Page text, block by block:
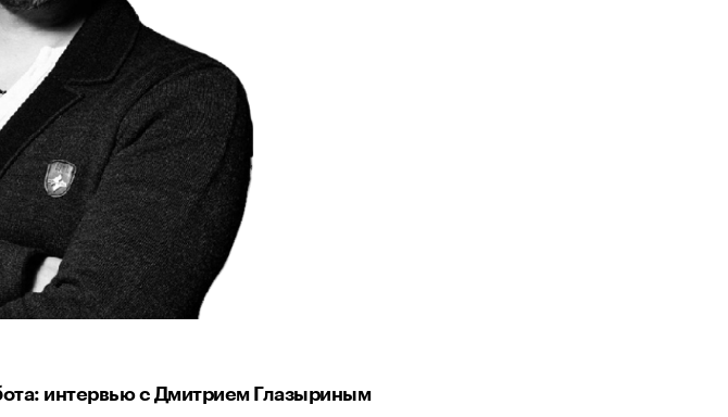
интервью с Дмитрием Глазыриным